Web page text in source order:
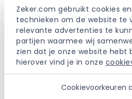
Zeker.com gebruikt cookies
technieken om de website te
relevante advertenties te
partijen waarmee wij
zien dat je onze website hebt
hierover vind je in onze
Cookievoorkeuren
auto ingeruild op een
proberen te veranderen
dossier. sommige
instaan zijn opeens niet
tel no dat ik meer dan 30
je niet verder in het